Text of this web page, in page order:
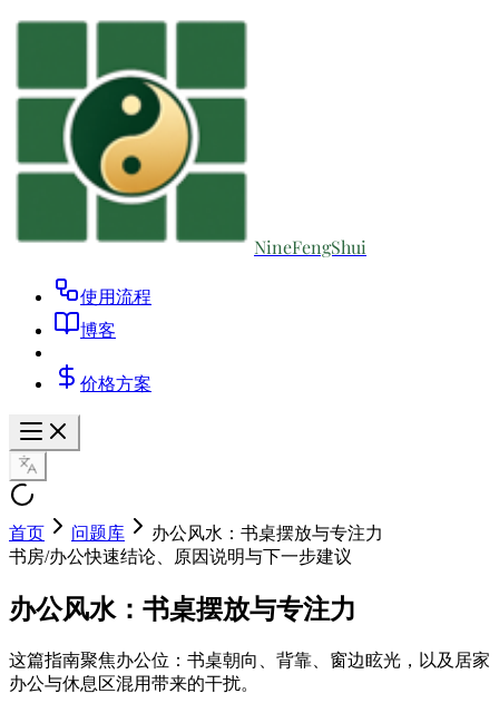
NineFengShui
使用流程
博客
价格方案
首页 问题库
办公风水：书桌摆放与专注力
书房/办公快速结论、原因说明与下一步建议
办公风水：书桌摆放与专注力
这篇指南聚焦办公位：书桌朝向、背靠、窗边眩光，以及居家
办公与休息区混用带来的干扰。